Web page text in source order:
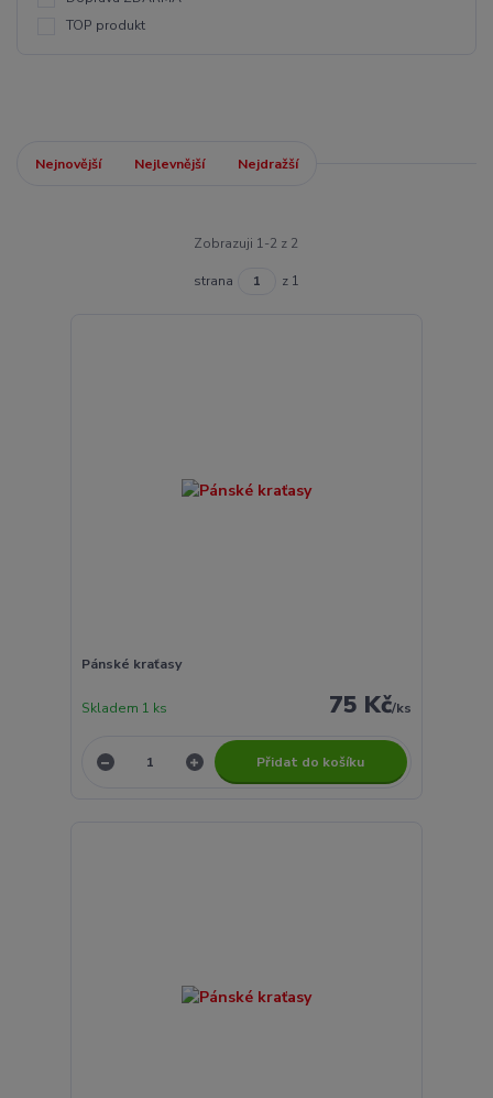
TOP produkt
Nejnovější Nejlevnější Nejdražší
Zobrazuji 1-2 z 2
strana z 1
Pánské kraťasy
75 Kč/ks
Skladem 1 ks
Přidat do košíku